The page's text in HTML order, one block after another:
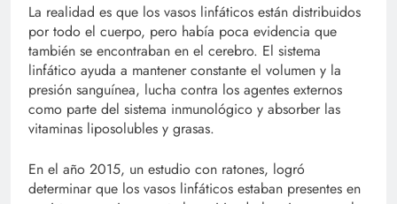
La realidad es que los vasos linfáticos están distribuidos
por todo el cuerpo, pero había poca evidencia que
también se encontraban en el cerebro. El sistema
linfático ayuda a mantener constante el volumen y la
presión sanguínea, lucha contra los agentes externos
como parte del sistema inmunológico y absorber las
vitaminas liposolubles y grasas.
En el año 2015, un estudio con ratones, logró
determinar que los vasos linfáticos estaban presentes en